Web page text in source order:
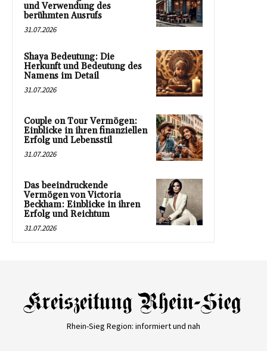
und Verwendung des
berühmten Ausrufs
31.07.2026
Shaya Bedeutung: Die
Herkunft und Bedeutung des
Namens im Detail
31.07.2026
Couple on Tour Vermögen:
Einblicke in ihren finanziellen
Erfolg und Lebensstil
31.07.2026
Das beeindruckende
Vermögen von Victoria
Beckham: Einblicke in ihren
Erfolg und Reichtum
31.07.2026
Rhein-Sieg Region: informiert und nah